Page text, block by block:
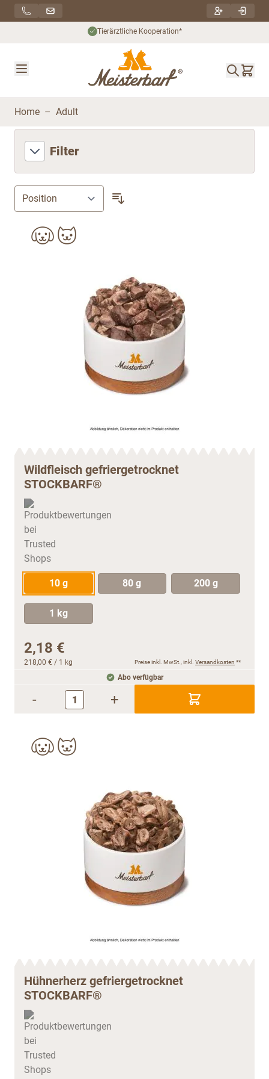
Direkt zum Inhalt
Tierärztliche Kooperation*
Home – Adult
Filter
Wildfleisch gefriergetrocknet
STOCKBARF®
10 g 80 g 200 g
1 kg
2,18 €
218,00 € / 1 kg Preise inkl. MwSt., inkl. Versandkosten **
Abo verfügbar
- +
Hühnerherz gefriergetrocknet
STOCKBARF®